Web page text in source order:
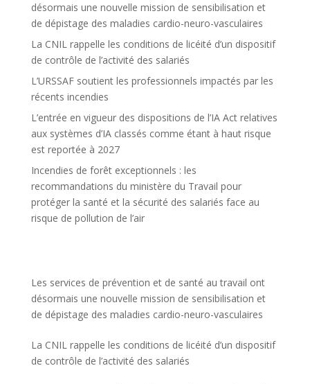
désormais une nouvelle mission de sensibilisation et
de dépistage des maladies cardio-neuro-vasculaires
La CNIL rappelle les conditions de licéité d’un dispositif
de contrôle de l’activité des salariés
L’URSSAF soutient les professionnels impactés par les
récents incendies
L’entrée en vigueur des dispositions de l’IA Act relatives
aux systèmes d’IA classés comme étant à haut risque
est reportée à 2027
Incendies de forêt exceptionnels : les
recommandations du ministère du Travail pour
protéger la santé et la sécurité des salariés face au
risque de pollution de l’air
Les services de prévention et de santé au travail ont
désormais une nouvelle mission de sensibilisation et
de dépistage des maladies cardio-neuro-vasculaires
La CNIL rappelle les conditions de licéité d’un dispositif
de contrôle de l’activité des salariés